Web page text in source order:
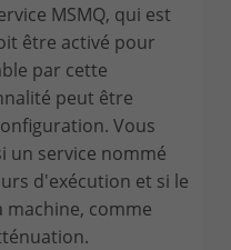
MSMQ, qui est
être activé pour
par cette
peut être
Vous
un service nommé
d'exécution et si le
machine, comme